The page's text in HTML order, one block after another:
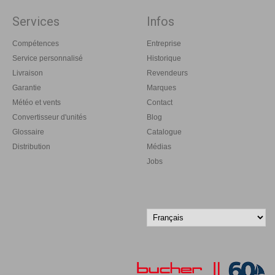
Services
Compétences
Service personnalisé
Livraison
Garantie
Météo et vents
Convertisseur d'unités
Glossaire
Distribution
Infos
Entreprise
Historique
Revendeurs
Marques
Contact
Blog
Catalogue
Médias
Jobs